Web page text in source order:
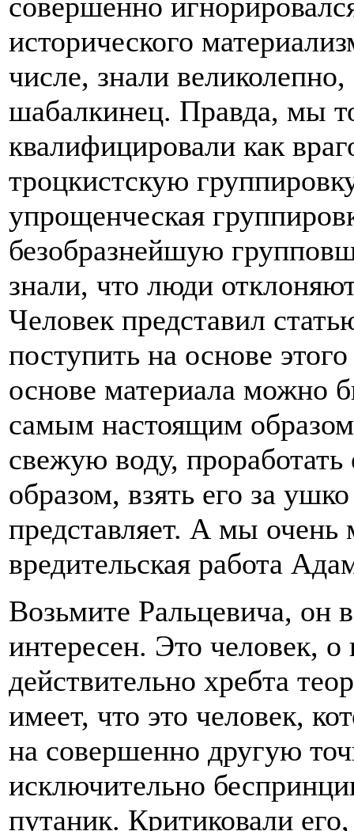
совершенно
исторического
числе, знали
шабалкинец. Правда, мы
квалифицировали как
троцкистскую
упрощенческая
безобразнейшую
знали, что люди
Человек представил
поступить на основе
основе материала можно
самым настоящим
свежую воду,
образом, взять его за
представляет. А мы очень
вредительская работа
Возьмите Ральцевича, он
интересен. Это человек, о
действительно хребта
имеет, что это человек,
на совершенно другую
исключительно
путаник. Критиковали